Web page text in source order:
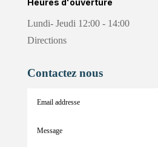
Heures d'ouverture
Lundi- Jeudi 12:00 - 14:00
Directions
Contactez nous